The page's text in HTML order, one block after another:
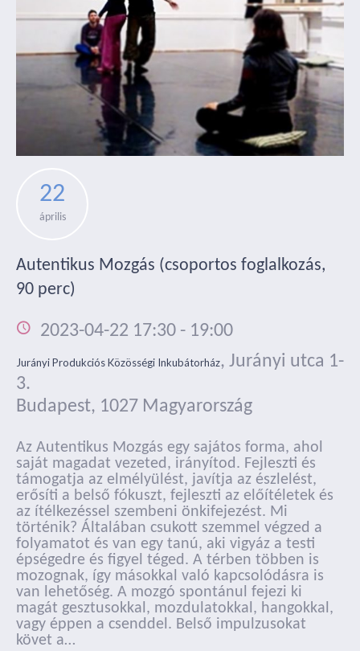
22
április
Autentikus Mozgás (csoportos foglalkozás,
90 perc)
2023-04-22 17:30 - 19:00
Jurányi Produkciós Közösségi Inkubátorház, Jurányi utca 1-
3.
Budapest, 1027 Magyarország
Az Autentikus Mozgás egy sajátos forma, ahol
saját magadat vezeted, irányítod. Fejleszti és
támogatja az elmélyülést, javítja az észlelést,
erősíti a belső fókuszt, fejleszti az előítéletek és
az ítélkezéssel szembeni önkifejezést. Mi
történik? Általában csukott szemmel végzed a
folyamatot és van egy tanú, aki vigyáz a testi
épségedre és figyel téged. A térben többen is
mozognak, így másokkal való kapcsolódásra is
van lehetőség. A mozgó spontánul fejezi ki
magát gesztusokkal, mozdulatokkal, hangokkal,
vagy éppen a csenddel. Belső impulzusokat
követ a…